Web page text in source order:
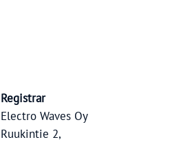
Registrar
Electro Waves Oy
Ruukintie 2,